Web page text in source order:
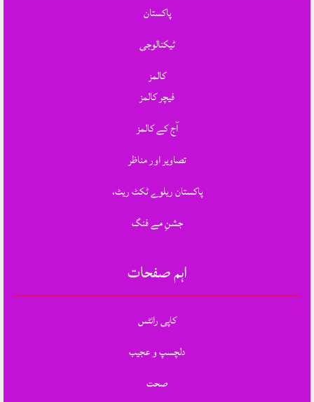
پاکستان
ٹیکنالوجی
کالمز
فیچر کالمز
آج کے کالمز
تصاویر اور مناظر
پاکستان ریلوے ٹکٹ ریٹ،
جشنِ مے فنگ
اہم صفحات
کاپی رائٹس
دلچسپ و عجیب
صحت